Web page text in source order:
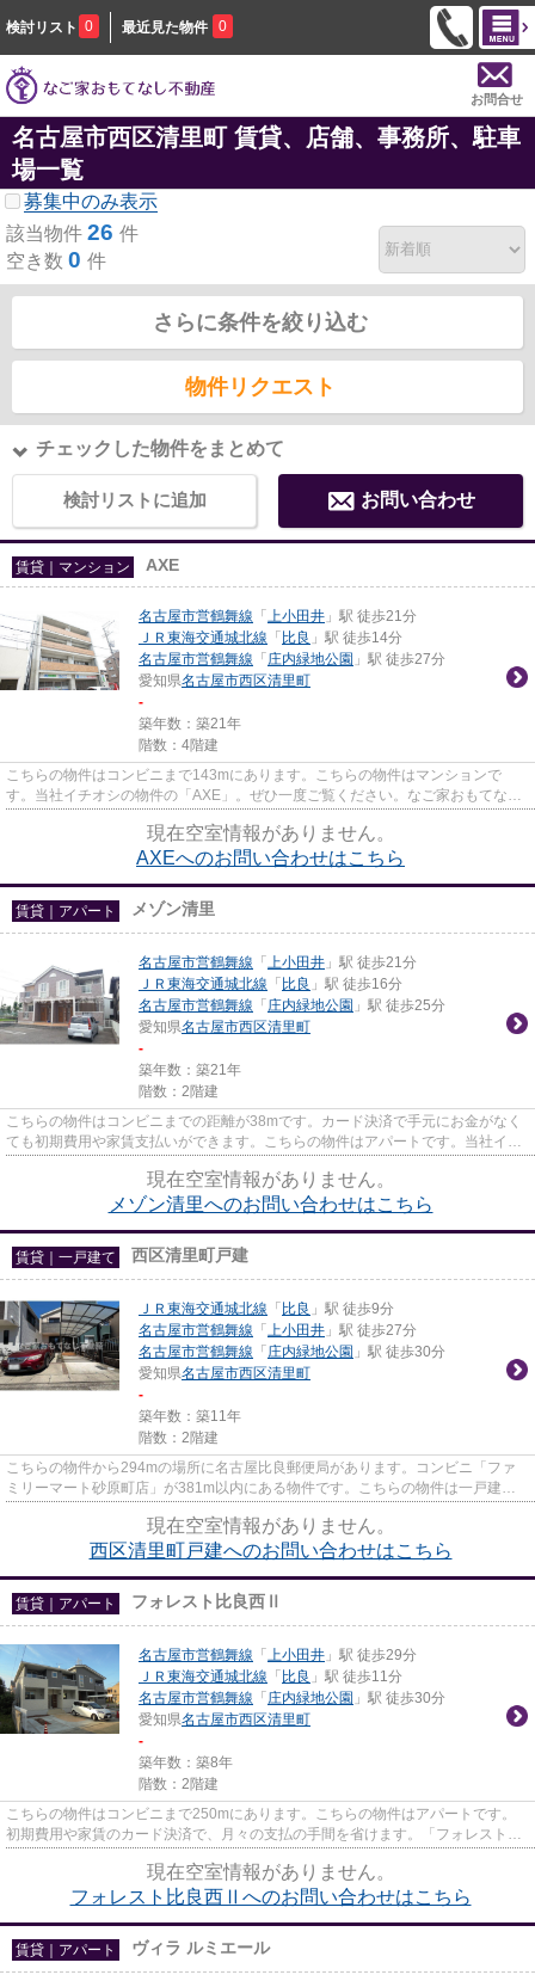
検討リスト 0 最近見た物件 0
お問合せ
名古屋市西区清里町 賃貸、店舗、事務所、駐車
場一覧
募集中のみ表示
該当物件 26 件
空き数 0 件
さらに条件を絞り込む
物件リクエスト
チェックした物件をまとめて
検討リストに追加 お問い合わせ
賃貸｜マンション AXE
名古屋市営鶴舞線 「 上小田井 」駅 徒歩21分
ＪＲ東海交通城北線 「 比良 」駅 徒歩14分
名古屋市営鶴舞線 「 庄内緑地公園 」駅 徒歩27分
愛知県名古屋市西区清里町
-
築年数：築21年
階数：4階建
こちらの物件はコンビニまで143mにあります。こちらの物件はマンションで
す。当社イチオシの物件の「AXE」。ぜひ一度ご覧ください。なご家おもてなし
現在空室情報がありません。
AXEへのお問い合わせはこちら
賃貸｜アパート メゾン清里
名古屋市営鶴舞線 「 上小田井 」駅 徒歩21分
ＪＲ東海交通城北線 「 比良 」駅 徒歩16分
名古屋市営鶴舞線 「 庄内緑地公園 」駅 徒歩25分
愛知県名古屋市西区清里町
-
築年数：築21年
階数：2階建
こちらの物件はコンビニまでの距離が38mです。カード決済で手元にお金がなく
ても初期費用や家賃支払いができます。こちらの物件はアパートです。当社イチ
現在空室情報がありません。
メゾン清里へのお問い合わせはこちら
賃貸｜一戸建て 西区清里町戸建
ＪＲ東海交通城北線 「 比良 」駅 徒歩9分
名古屋市営鶴舞線 「 上小田井 」駅 徒歩27分
名古屋市営鶴舞線 「 庄内緑地公園 」駅 徒歩30分
愛知県名古屋市西区清里町
-
築年数：築11年
階数：2階建
こちらの物件から294mの場所に名古屋比良郵便局があります。コンビニ「ファ
ミリーマート砂原町店」が381m以内にある物件です。こちらの物件は一戸建て
現在空室情報がありません。
西区清里町戸建へのお問い合わせはこちら
賃貸｜アパート フォレスト比良西Ⅱ
名古屋市営鶴舞線 「 上小田井 」駅 徒歩29分
ＪＲ東海交通城北線 「 比良 」駅 徒歩11分
名古屋市営鶴舞線 「 庄内緑地公園 」駅 徒歩30分
愛知県名古屋市西区清里町
-
築年数：築8年
階数：2階建
こちらの物件はコンビニまで250mにあります。こちらの物件はアパートです。
初期費用や家賃のカード決済で、月々の支払の手間を省けます。「フォレスト比
現在空室情報がありません。
フォレスト比良西Ⅱへのお問い合わせはこちら
賃貸｜アパート ヴィラ ルミエール